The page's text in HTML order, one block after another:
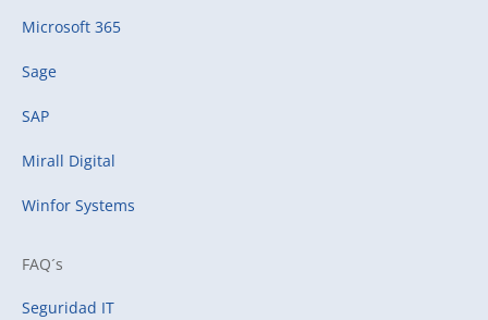
Microsoft 365
Sage
SAP
Mirall Digital
Winfor Systems
FAQ´s
Seguridad IT